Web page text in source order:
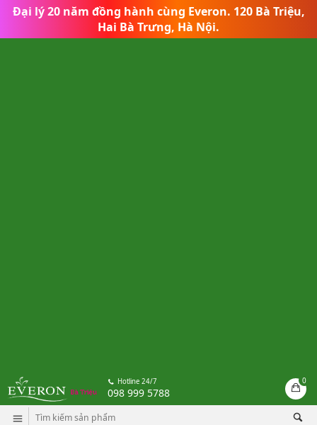
Đại lý 20 năm đồng hành cùng Everon. 120 Bà Triệu,
Hai Bà Trưng, Hà Nội.
Hotline 24/7
098 999 5788
0